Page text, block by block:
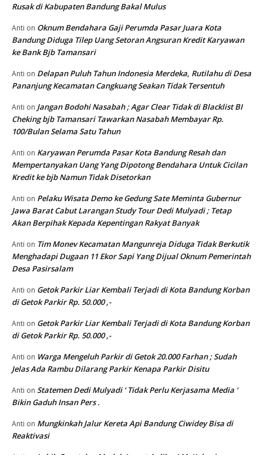
Rusak di Kabupaten Bandung Bakal Mulus
Anti on Oknum Bendahara Gaji Perumda Pasar Juara Kota
Bandung Diduga Tilep Uang Setoran Angsuran Kredit Karyawan
ke Bank Bjb Tamansari
Anti on Delapan Puluh Tahun Indonesia Merdeka, Rutilahu di Desa
Pananjung Kecamatan Cangkuang Seakan Tidak Tersentuh
Anti on Jangan Bodohi Nasabah ; Agar Clear Tidak di Blacklist BI
Cheking bjb Tamansari Tawarkan Nasabah Membayar Rp.
100/Bulan Selama Satu Tahun
Anti on Karyawan Perumda Pasar Kota Bandung Resah dan
Mempertanyakan Uang Yang Dipotong Bendahara Untuk Cicilan
Kredit ke bjb Namun Tidak Disetorkan
Anti on Pelaku Wisata Demo ke Gedung Sate Meminta Gubernur
Jawa Barat Cabut Larangan Study Tour Dedi Mulyadi ; Tetap
Akan Berpihak Kepada Kepentingan Rakyat Banyak
Anti on Tim Monev Kecamatan Mangunreja Diduga Tidak Berkutik
Menghadapi Dugaan 11 Ekor Sapi Yang Dijual Oknum Pemerintah
Desa Pasirsalam
Anti on Getok Parkir Liar Kembali Terjadi di Kota Bandung Korban
di Getok Parkir Rp. 50.000 ,-
Anti on Getok Parkir Liar Kembali Terjadi di Kota Bandung Korban
di Getok Parkir Rp. 50.000 ,-
Anti on Warga Mengeluh Parkir di Getok 20.000 Farhan ; Sudah
Jelas Ada Rambu Dilarang Parkir Kenapa Parkir Disitu
Anti on Statemen Dedi Mulyadi ‘ Tidak Perlu Kerjasama Media ‘
Bikin Gaduh Insan Pers .
Anti on Mungkinkah Jalur Kereta Api Bandung Ciwidey Bisa di
Reaktivasi